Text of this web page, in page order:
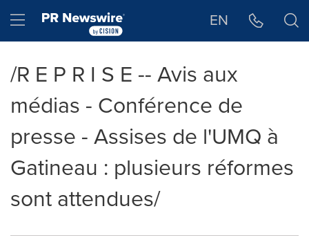
Hamburger menu EN
/R E P R I S E -- Avis aux
médias - Conférence de
presse - Assises de l'UMQ à
Gatineau : plusieurs réformes
sont attendues/